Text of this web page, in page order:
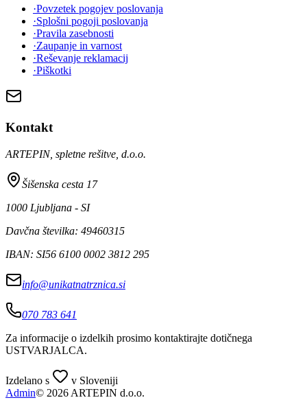
·Povzetek pogojev poslovanja
·Splošni pogoji poslovanja
·Pravila zasebnosti
·Zaupanje in varnost
·Reševanje reklamacij
·Piškotki
Kontakt
ARTEPIN, spletne rešitve, d.o.o.
Šišenska cesta 17
1000 Ljubljana - SI
Davčna številka: 49460315
IBAN: SI56 6100 0002 3812 295
info@unikatnatrznica.si
070 783 641
Za informacije o izdelkih prosimo kontaktirajte dotičnega
USTVARJALCA.
Izdelano s
v Sloveniji
Admin© 2026 ARTEPIN d.o.o.